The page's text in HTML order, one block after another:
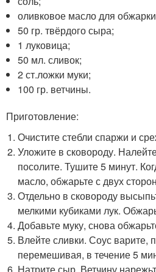
оливковое масло для
50 гр. твёрдого сыра;
1 луковица;
50 мл. сливок;
2 ст.ложки муки;
100 гр. ветчины.
Приготовление:
Очистите стебли спаржи и
Уложите в сковороду.
посолите. Тушите 5 минут.
масло, обжарьте с двух
Отдельно в сковороду
мелкими кубиками лук.
Добавьте муку, снова
Влейте сливки. Соус варите,
перемешивая, в течение 5
Натрите сыр. Ветчину